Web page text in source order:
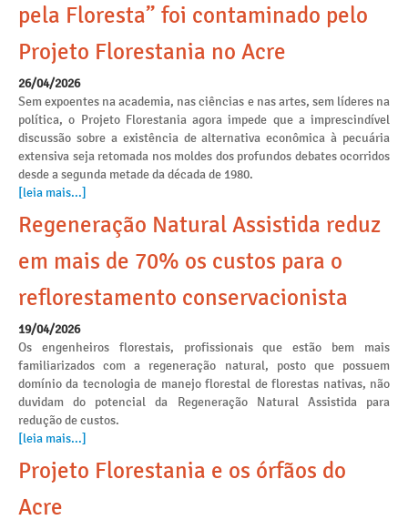
pela Floresta” foi contaminado pelo
Projeto Florestania no Acre
26/04/2026
Sem expoentes na academia, nas ciências e nas artes, sem líderes na
política, o Projeto Florestania agora impede que a imprescindível
discussão sobre a existência de alternativa econômica à pecuária
extensiva seja retomada nos moldes dos profundos debates ocorridos
desde a segunda metade da década de 1980.
[leia mais...]
Regeneração Natural Assistida reduz
em mais de 70% os custos para o
reflorestamento conservacionista
19/04/2026
Os engenheiros florestais, profissionais que estão bem mais
familiarizados com a regeneração natural, posto que possuem
domínio da tecnologia de manejo florestal de florestas nativas, não
duvidam do potencial da Regeneração Natural Assistida para
redução de custos.
[leia mais...]
Projeto Florestania e os órfãos do
Acre